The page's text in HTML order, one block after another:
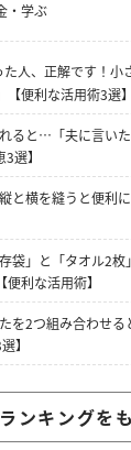
・学ぶ
人、正解です！小
便利な活用術3選】
ると…「夫に言い
選】
と横を縫うと便利
存袋」と「タオル2
利な活用術】
を2つ組み合わせ
】
ランキングを